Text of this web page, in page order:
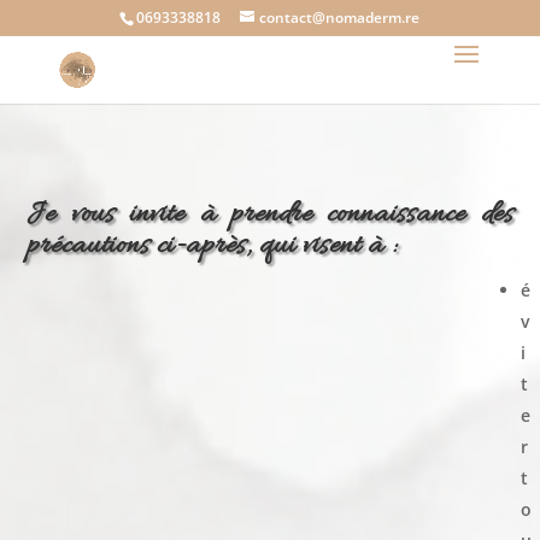
0693338818 contact@nomaderm.re
Je vous invite à prendre connaissance des
précautions ci-après, qui visent à :
é
v
i
t
e
r
t
o